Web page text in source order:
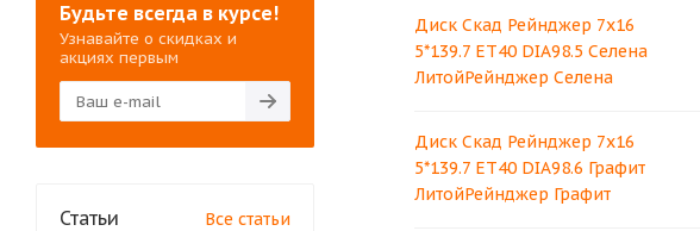
Диск Скад Рейнджер 7x16
5*139.7 ET40 DIA98.5 Селена
ЛитойРейнджер Селена
Диск Скад Рейнджер 7x16
5*139.7 ET40 DIA98.6 Графит
ЛитойРейнджер Графит
Будьте всегда в курсе!
Узнавайте о скидках и
акциях первым
Статьи Все статьи